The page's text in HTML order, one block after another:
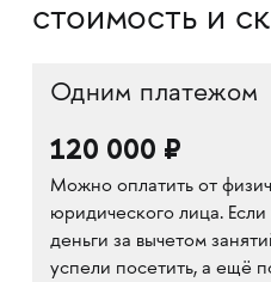
стоимость и
Одним платежом
120 000 ₽
Можно оплатить от
юридического лица.
деньги за вычетом
успели посетить, а ещё